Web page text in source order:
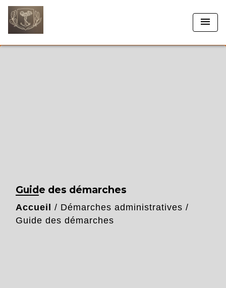
menu
Guide des démarches
Accueil / Démarches administratives /
Guide des démarches